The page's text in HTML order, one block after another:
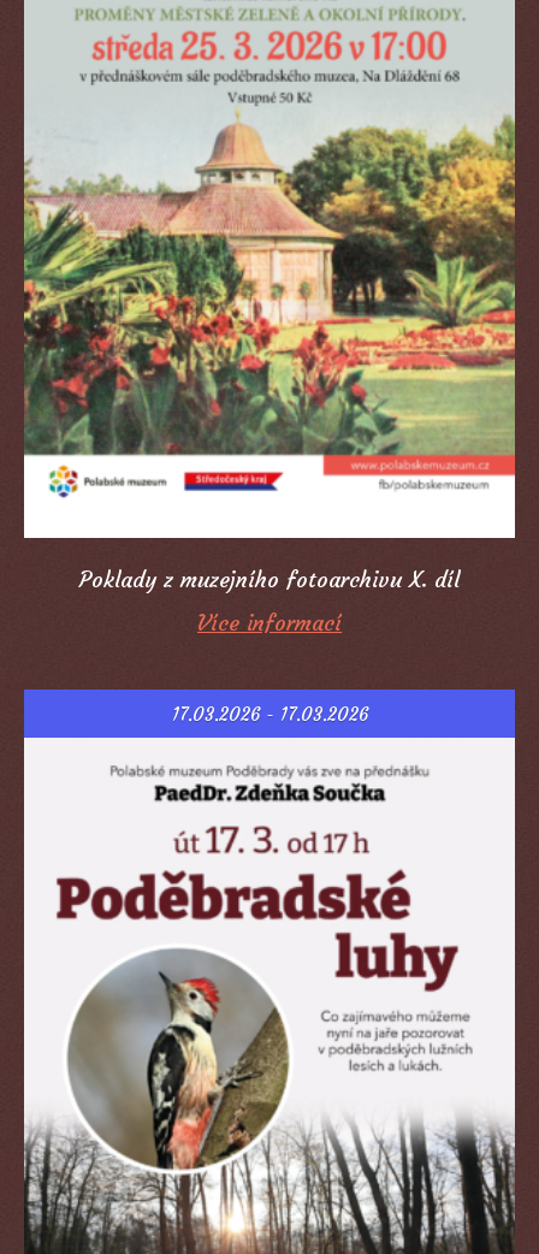
Poklady z muzejního fotoarchivu X. díl
Více informací
17.03.2026 - 17.03.2026